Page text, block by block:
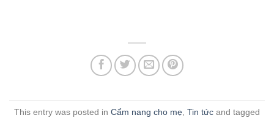
This entry was posted in Cẩm nang cho mẹ, Tin tức and tagged